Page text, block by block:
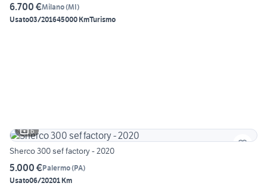
6.700 €Milano(MI)
Usato03/201645000 KmTurismo
6
Sherco 300 sef factory - 2020
5.000 €Palermo(PA)
Usato06/20201 Km